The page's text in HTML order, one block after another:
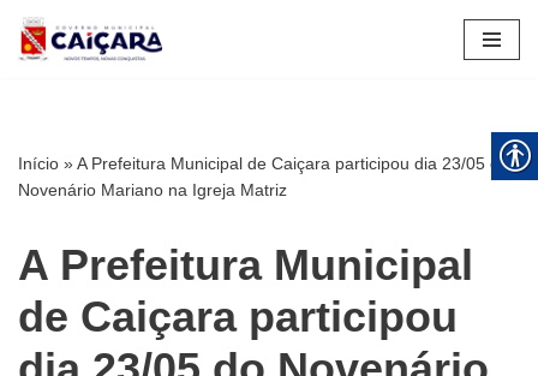
Pular
Início »A Prefeitura Municipal de Caiçara participou dia 23/05 do
Novenário Mariano na Igreja Matriz
A Prefeitura Municipal
de Caiçara participou